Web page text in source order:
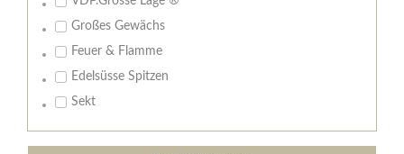
Großes Gewächs
Feuer & Flamme
Edelsüsse Spitzen
Sekt